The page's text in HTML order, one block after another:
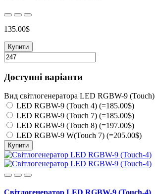
135.00$
Купити
Доступні варіанти
Вид світлогенератора LED RGBW-9 (Touch)
LED RGBW-9 (Touch 4) (=185.00$)
LED RGBW-9 (Touch 7) (=185.00$)
LED RGBW-9 (Touch 8) (=197.00$)
LED RGBW-9 W(Touch 7) (=205.00$)
Купити
Світлогенератор LED RGBW-9 (Touch-4)